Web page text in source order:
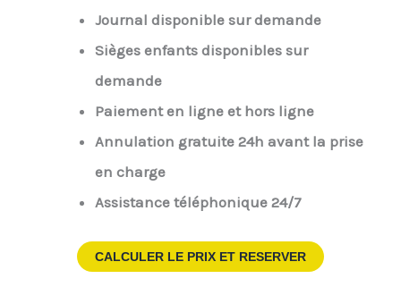
Journal disponible sur demande
Sièges enfants disponibles sur
demande
Paiement en ligne et hors ligne
Annulation gratuite 24h avant la prise
en charge
Assistance téléphonique 24/7
CALCULER LE PRIX ET RESERVER